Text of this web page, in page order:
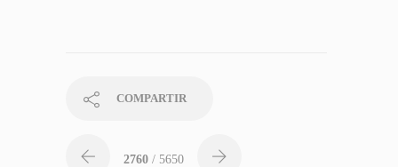
COMPARTIR
2760 / 5650